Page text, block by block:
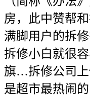
房，此中赞帮
满脚用户的拆
拆修小白就很
旗…拆修公司上
是超市最热闹